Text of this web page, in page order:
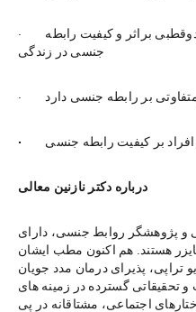
·        بررسی بیماری ها و اختلالاتی نظیر دوقطبی براثر و کیفیت رابطه
جنسی در زندگی
متفاوتی بر رابطه جنسی دارد
· افراد بر کیفیت رابطه جنسی
درباره دکتر نازنین معالی
و پژوهشگر روابط جنسی، دارای
هستند. هم اکنون مطب ایشان
پذیرای درمان مدد جویان
تحقیقاتی گسترده در زمینه های
اجتماعی، مشتاقانه در پی